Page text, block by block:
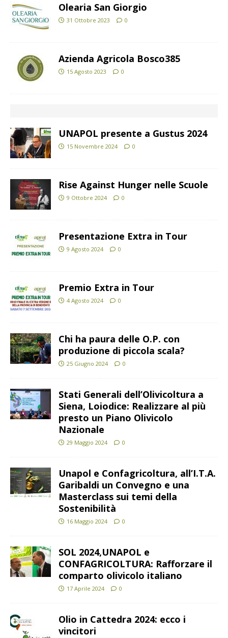
Olearia San Giorgio
31 Ottobre 2023 0
Azienda Agricola Bosco385
15 Agosto 2023 0
UNAPOL presente a Gustus 2024
15 Novembre 2024 0
Rise Against Hunger nelle Scuole
9 Ottobre 2024 0
Presentazione Extra in Tour
9 Agosto 2024 0
Premio Extra in Tour
4 Agosto 2024 0
Chi ha paura delle O.P. con
produzione di piccola scala?
25 Giugno 2024 0
Stati Generali dell’Olivicoltura a
Siena, Loiodice: Realizzare al più
presto un Piano Olivicolo
Nazionale
29 Maggio 2024 0
Unapol e Confagricoltura, all’I.T.A.
Garibaldi un Convegno e una
Masterclass sui temi della
Sostenibilità
16 Maggio 2024 0
SOL 2024,UNAPOL e
CONFAGRICOLTURA: Rafforzare il
comparto olivicolo italiano
17 Aprile 2024 0
Olio in Cattedra 2024: ecco i
vincitori